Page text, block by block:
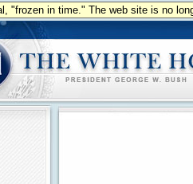
"frozen in time." The web site is no